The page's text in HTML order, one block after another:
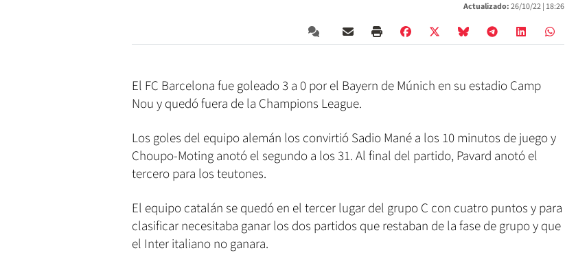
Actualizado:26/10/22 | 18:26
El FC Barcelona fue goleado 3 a 0 por el Bayern de Múnich en su estadio Camp
Nou y quedó fuera de la Champions League.
Los goles del equipo alemán los convirtió Sadio Mané a los 10 minutos de juego y
Choupo-Moting anotó el segundo a los 31. Al final del partido, Pavard anotó el
tercero para los teutones.
El equipo catalán se quedó en el tercer lugar del grupo C con cuatro puntos y para
clasificar necesitaba ganar los dos partidos que restaban de la fase de grupo y que
el Inter italiano no ganara.